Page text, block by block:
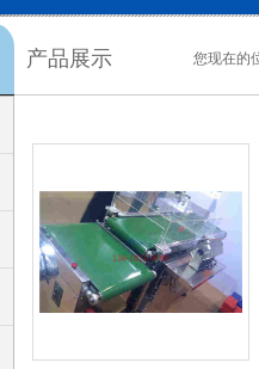
产品展示 您现在的